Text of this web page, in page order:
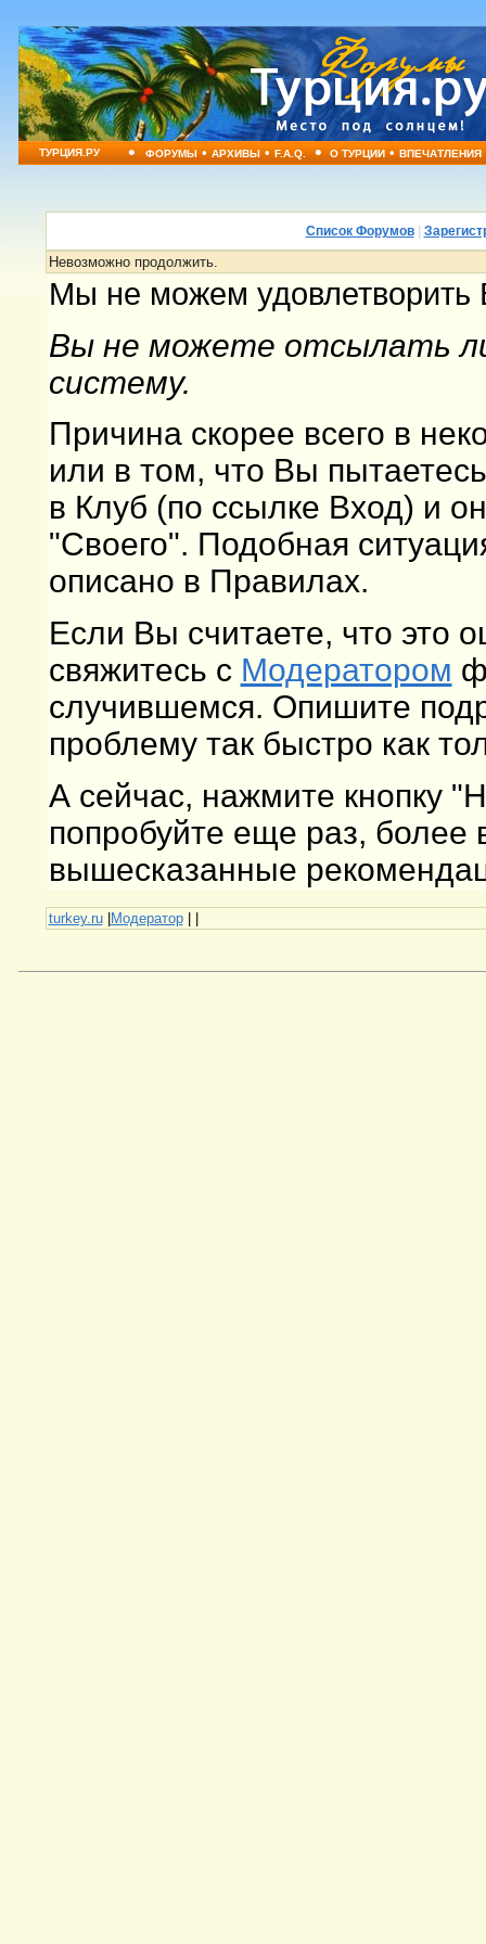
ТУРЦИЯ.РУ • ФОРУМЫ•АРХИВЫ•F.A.Q. • О ТУРЦИИ•ВПЕЧАТЛЕНИЯ
Список Форумов|
Невозможно продолжить.
Мы не можем удовлетворить
Вы не можете отсылать
систему.
Причина скорее всего в
или в том, что Вы
в Клуб (по ссылке Вход) и
"Своего". Подобная
описано в Правилах.
Если Вы считаете, что это
свяжитесь с Модератором
случившемся. Опишите
проблему так быстро как
А сейчас, нажмите кнопку
попробуйте еще раз, более
вышесказанные
turkey.ru|Модератор| |